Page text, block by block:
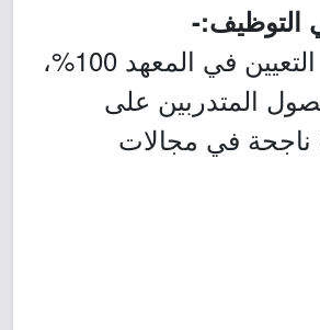
التوظيف:-
- بلغت نسبة التعيين في المعهد 100%،
المتدربين على
ناجحة في مجالات